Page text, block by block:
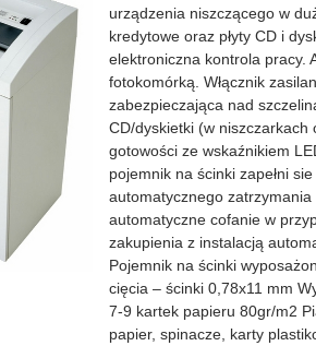
urządzenia niszczącego w
kredytowe oraz płyty CD i
elektroniczna kontrola pracy.
fotokomórką. Włącznik
zabezpieczająca nad
CD/dyskietki (w
gotowości ze wskaźnikiem
pojemnik na ścinki zapełni
automatycznego
automatyczne cofanie w
zakupienia z instalacją
Pojemnik na ścinki
cięcia – ścinki 0,78x11 mm
7-9 kartek papieru 80gr/m2
papier, spinacze, karty